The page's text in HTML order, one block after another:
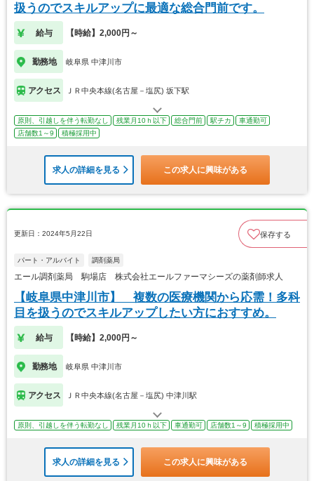
扱うのでスキルアップに最適な総合門前です。
給与 【時給】2,000円～
勤務地 岐阜県 中津川市
アクセス ＪＲ中央本線(名古屋－塩尻) 坂下駅
原則、引越しを伴う転勤なし 残業月10ｈ以下 総合門前 駅チカ
車通勤可
店舗数1～9
積極採用中
求人の詳細を見る この求人に興味がある
更新日：2024年5月22日 保存する
パート・アルバイト 調剤薬局
エール調剤薬局 駒場店 株式会社エールファーマシーズの薬剤師求人
【岐阜県中津川市】 複数の医療機関から応需！多科
目を扱うのでスキルアップしたい方におすすめ。
給与 【時給】2,000円～
勤務地 岐阜県 中津川市
アクセス ＪＲ中央本線(名古屋－塩尻) 中津川駅
原則、引越しを伴う転勤なし 残業月10ｈ以下 車通勤可 店舗数1～9 積極採用中
求人の詳細を見る この求人に興味がある